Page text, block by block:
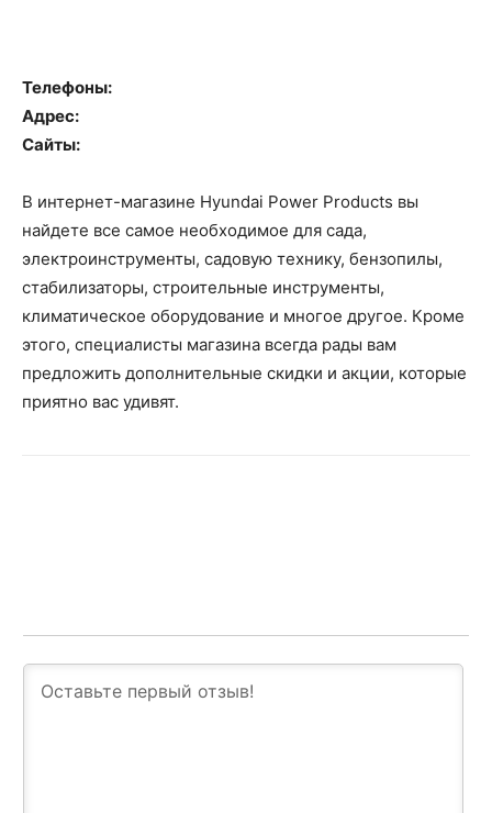
Телефоны:
Адрес:
Сайты:
В интернет-магазине Hyundai Power Products вы
найдете все самое необходимое для сада,
электроинструменты, садовую технику, бензопилы,
стабилизаторы, строительные инструменты,
климатическое оборудование и многое другое. Кроме
этого, специалисты магазина всегда рады вам
предложить дополнительные скидки и акции, которые
приятно вас удивят.